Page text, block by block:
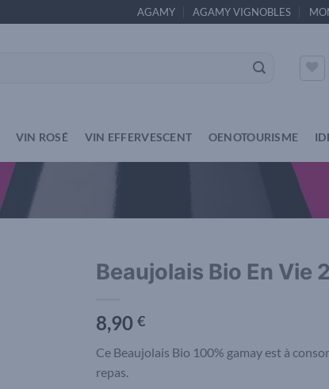
AGAMY AGAMY VIGNOBLES
VIN ROSÉ VIN EFFERVESCENT OENOTOURISME
Beaujolais Bio En Vie
8,90 €
Ce Beaujolais Bio 100% gamay est à
repas.